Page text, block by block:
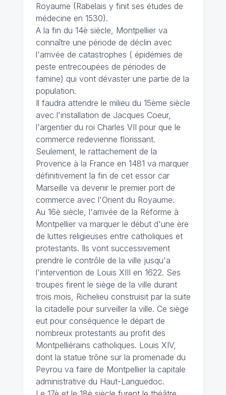
Royaume (Rabelais y finit ses études de
médecine en 1530).
A la fin du 14è siècle, Montpellier va
connaître une période de déclin avec
l'arrivée de catastrophes ( épidémies de
peste entrecoupées de périodes de
famine) qui vont dévaster une partie de la
population.
Il faudra attendre le milieu du 15ème siècle
avec l'installation de Jacques Coeur,
l'argentier du roi Charles VII pour que le
commerce redevienne florissant.
Seulement, le rattachement de la
Provence à la France en 1481 va marquer
définitivement la fin de cet essor car
Marseille va devenir le premier port de
commerce avec l'Orient du Royaume.
Au 16è siècle, l'arrivée de la Réforme à
Montpellier va marquer le début d'une ère
de luttes religieuses entre catholiques et
protestants. Ils vont successivement
prendre le contrôle de la ville jusqu'a
l'intervention de Louis XIII en 1622. Ses
troupes firent le siège de la ville durant
trois mois, Richelieu construisit par la suite
la citadelle pour surveiller la ville. Ce siège
eut pour conséquence le départ de
nombreux protestants au profit des
Montpelliérains catholiques. Louis XIV,
dont la statue trône sur la promenade du
Peyrou va faire de Montpellier la capitale
administrative du Haut-Languedoc.